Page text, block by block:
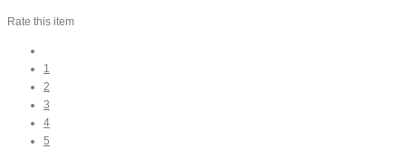
Rate this item
1
2
3
4
5